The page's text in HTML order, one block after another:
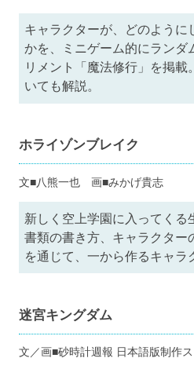
キャラクターが、どのように
かを、ミニゲーム的にランダ
リメント「魔法修行」を掲載
いても解説。
ホライゾンブレイク
文■八熊一也 画■みかげ貴志
新しく空上学園に入ってくる
書類の書き方、キャラクター
を通じて、一から作るキャラ
迷宮キングダム
文／画■砂時計週報 日本語版制作